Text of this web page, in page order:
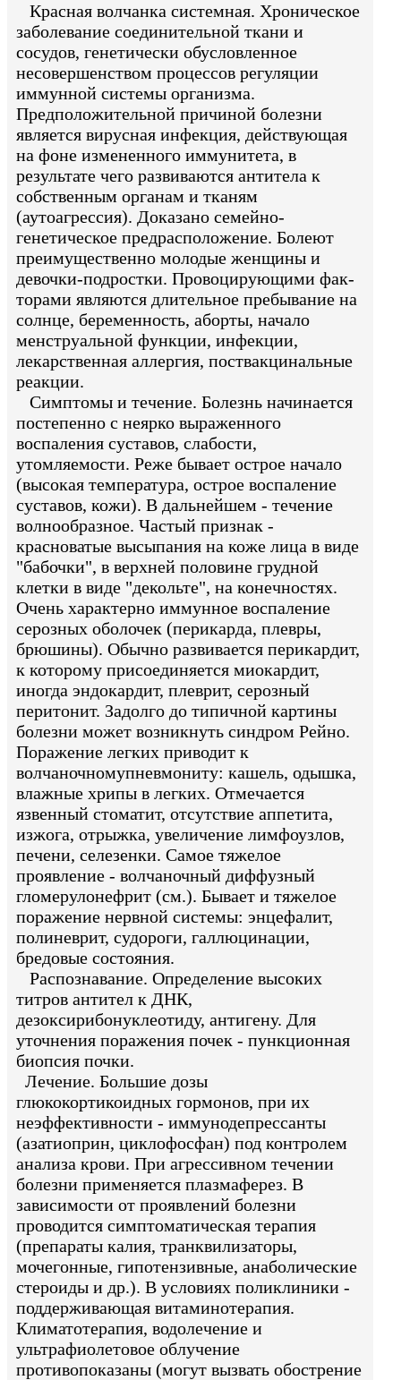
Красная волчанка системная. Хроническое
заболевание соединительной ткани и
сосудов, генетически обусловленное
несовершенством процессов регуляции
иммунной системы организма.
Предположительной причиной болезни
является вирусная инфекция, действующая
на фоне измененного иммунитета, в
результате чего развиваются антитела к
собственным органам и тканям
(аутоагрессия). Доказано семейно-
генетическое предрасположение. Болеют
преимущественно молодые женщины и
девочки-подростки. Провоцирующими фак-
торами являются длительное пребывание на
солнце, беременность, аборты, начало
менструальной функции, инфекции,
лекарственная аллергия, поствакцинальные
реакции.
Симптомы и течение. Болезнь начинается
постепенно с неярко выраженного
воспаления суставов, слабости,
утомляемости. Реже бывает острое начало
(высокая температура, острое воспаление
суставов, кожи). В дальнейшем - течение
волнообразное. Частый признак -
красноватые высыпания на коже лица в виде
"бабочки", в верхней половине грудной
клетки в виде "декольте", на конечностях.
Очень характерно иммунное воспаление
серозных оболочек (перикарда, плевры,
брюшины). Обычно развивается перикардит,
к которому присоединяется миокардит,
иногда эндокардит, плеврит, серозный
перитонит. Задолго до типичной картины
болезни может возникнуть синдром Рейно.
Поражение легких приводит к
волчаночномупневмониту: кашель, одышка,
влажные хрипы в легких. Отмечается
язвенный стоматит, отсутствие аппетита,
изжога, отрыжка, увеличение лимфоузлов,
печени, селезенки. Самое тяжелое
проявление - волчаночный диффузный
гломерулонефрит (см.). Бывает и тяжелое
поражение нервной системы: энцефалит,
полиневрит, судороги, галлюцинации,
бредовые состояния.
Распознавание. Определение высоких
титров антител к ДНК,
дезоксирибонуклеотиду, антигену. Для
уточнения поражения почек - пункционная
биопсия почки.
Лечение. Большие дозы
глюкокортикоидных гормонов, при их
неэффективности - иммунодепрессанты
(азатиоприн, циклофосфан) под контролем
анализа крови. При агрессивном течении
болезни применяется плазмаферез. В
зависимости от проявлений болезни
проводится симптоматическая терапия
(препараты калия, транквилизаторы,
мочегонные, гипотензивные, анаболические
стероиды и др.). В условиях поликлиники -
поддерживающая витаминотерапия.
Климатотерапия, водолечение и
ультрафиолетовое облучение
противопоказаны (могут вызвать обострение